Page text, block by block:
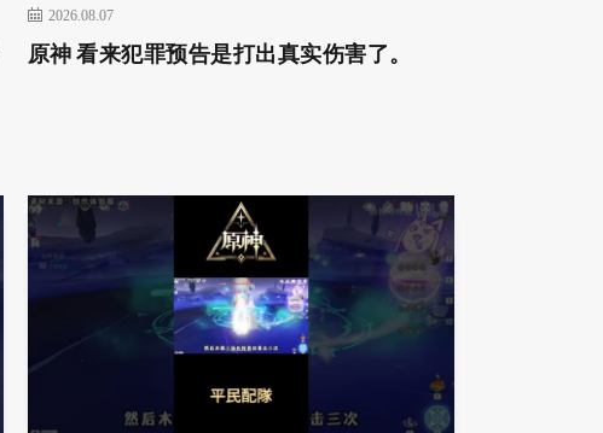
2026.08.07
原神 看来犯罪预告是打出真实伤害了。